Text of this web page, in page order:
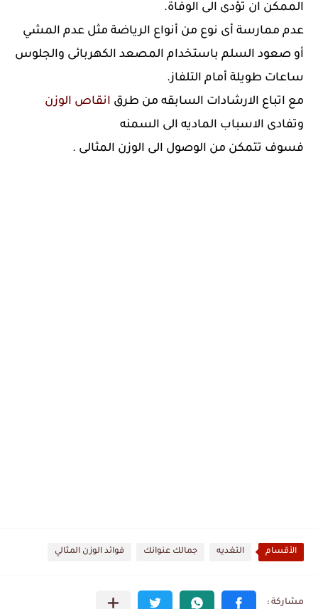
الممكن ان تؤدى الى الوفاة.
عدم ممارسة أى نوع من أنواع الرياضة مثل عدم المشي
أو صعود السلم باستخدام المصعد الكهربائى والجلوس
ساعات طويلة أمام التلفاز.
مع اتباع الارشادات السابقه من طرق انقاص الوزن
وتفادى الاسباب الماديه الى السمنه
فسوف تتمكن من الوصول الى الوزن المثالى .
الأقسام التغديه جمالك عنوانك فوائد الوزن المثالي